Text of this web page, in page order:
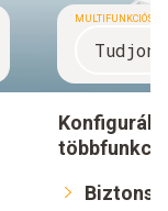
MULTIFUNKCIÓS
Tudjon